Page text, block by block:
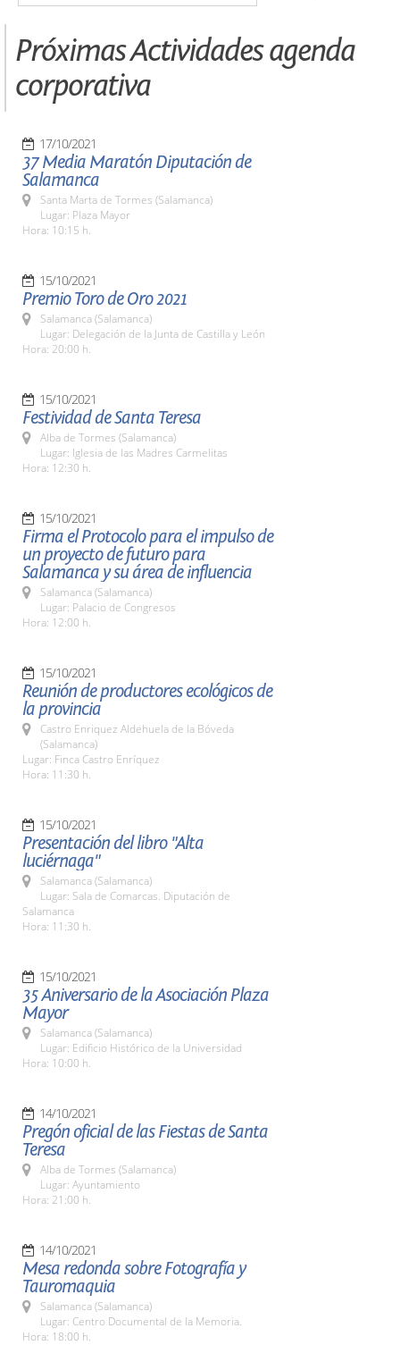
Próximas Actividades agenda
corporativa
17/10/2021
37 Media Maratón Diputación de
Salamanca
Santa Marta de Tormes (Salamanca)
Lugar: Plaza Mayor
Hora: 10:15 h.
15/10/2021
Premio Toro de Oro 2021
Salamanca (Salamanca)
Lugar: Delegación de la Junta de Castilla y León
Hora: 20:00 h.
15/10/2021
Festividad de Santa Teresa
Alba de Tormes (Salamanca)
Lugar: Iglesia de las Madres Carmelitas
Hora: 12:30 h.
15/10/2021
Firma el Protocolo para el impulso de
un proyecto de futuro para
Salamanca y su área de influencia
Salamanca (Salamanca)
Lugar: Palacio de Congresos
Hora: 12:00 h.
15/10/2021
Reunión de productores ecológicos de
la provincia
Castro Enriquez Aldehuela de la Bóveda
(Salamanca)
Lugar: Finca Castro Enríquez
Hora: 11:30 h.
15/10/2021
Presentación del libro "Alta
luciérnaga"
Salamanca (Salamanca)
Lugar: Sala de Comarcas. Diputación de
Salamanca
Hora: 11:30 h.
15/10/2021
35 Aniversario de la Asociación Plaza
Mayor
Salamanca (Salamanca)
Lugar: Edificio Histórico de la Universidad
Hora: 10:00 h.
14/10/2021
Pregón oficial de las Fiestas de Santa
Teresa
Alba de Tormes (Salamanca)
Lugar: Ayuntamiento
Hora: 21:00 h.
14/10/2021
Mesa redonda sobre Fotografía y
Tauromaquia
Salamanca (Salamanca)
Lugar: Centro Documental de la Memoria.
Hora: 18:00 h.